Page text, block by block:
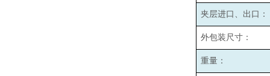
夹层进口、出口：
外包装尺寸：
重量：